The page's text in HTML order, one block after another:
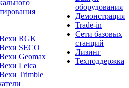
RGK
SECO
Geomax
Leica
Trimble
оборудования
Демонстрация
Trade-in
Сети базовых
станций
Лизинг
Техподдержка